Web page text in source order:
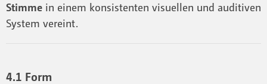
Stimme in einem konsistenten visuellen und auditiven
System vereint.
4.1 Form